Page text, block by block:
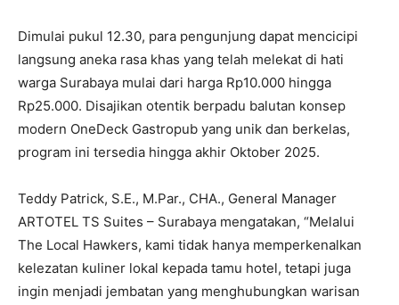
Dimulai pukul 12.30, para pengunjung dapat mencicipi
langsung aneka rasa khas yang telah melekat di hati
warga Surabaya mulai dari harga Rp10.000 hingga
Rp25.000. Disajikan otentik berpadu balutan konsep
modern OneDeck Gastropub yang unik dan berkelas,
program ini tersedia hingga akhir Oktober 2025.
Teddy Patrick, S.E., M.Par., CHA., General Manager
ARTOTEL TS Suites – Surabaya mengatakan, “Melalui
The Local Hawkers, kami tidak hanya memperkenalkan
kelezatan kuliner lokal kepada tamu hotel, tetapi juga
ingin menjadi jembatan yang menghubungkan warisan